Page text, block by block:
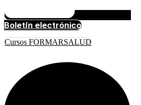
Boletín electrónico
Cursos FORMARSALUD